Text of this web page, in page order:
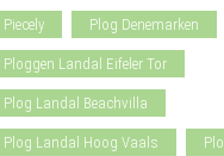
Piecely Plog Denemarken
Ploggen Landal Eifeler Tor
Plog Landal Beachvilla
Plog Landal Hoog Vaals